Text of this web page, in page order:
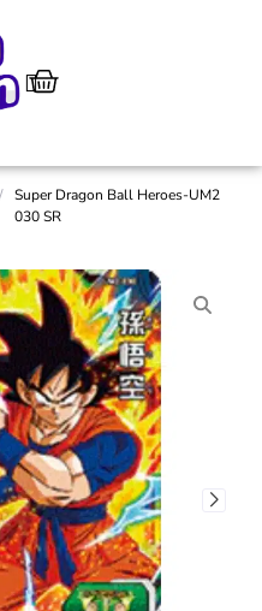
/
Super Dragon Ball Heroes-UM2
030 SR